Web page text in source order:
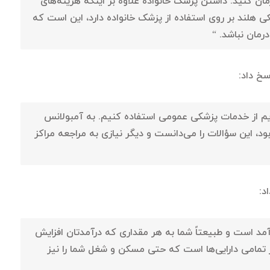
بر روی استفاده از پزشک خانواده دارد، این است که
نباشد. “
داد:
از خدمات پزشکی عمومی استفاده کنیم. به آمبولانس
این سؤالات را می‌دانست و دیگر نیازی به مراجعه مراکز
است و طبیعتاً شما به هر مقداری که درآمدتان افزایش
تمامی دارایی‌ها است که حتی مسکن و شغل شما را نیز